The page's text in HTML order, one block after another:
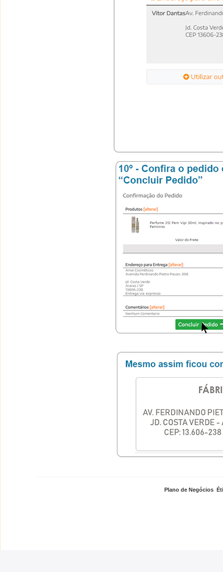
Plano de Negócios ,